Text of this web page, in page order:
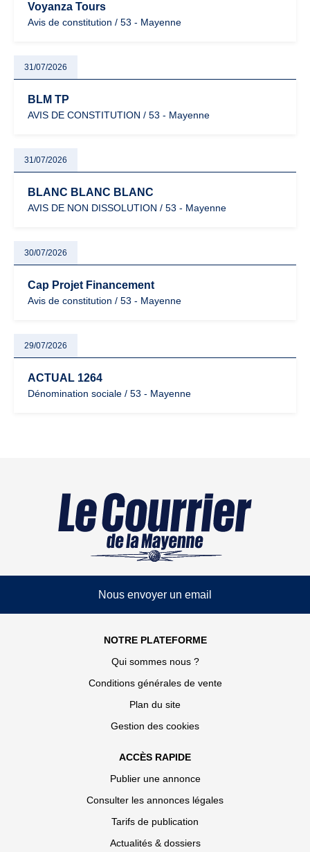
Voyanza Tours
Avis de constitution / 53 - Mayenne
31/07/2026
BLM TP
AVIS DE CONSTITUTION / 53 - Mayenne
31/07/2026
BLANC BLANC BLANC
AVIS DE NON DISSOLUTION / 53 - Mayenne
30/07/2026
Cap Projet Financement
Avis de constitution / 53 - Mayenne
29/07/2026
ACTUAL 1264
Dénomination sociale / 53 - Mayenne
Nous envoyer un email
NOTRE PLATEFORME
Qui sommes nous ?
Conditions générales de vente
Plan du site
Gestion des cookies
ACCÈS RAPIDE
Publier une annonce
Consulter les annonces légales
Tarifs de publication
Actualités & dossiers